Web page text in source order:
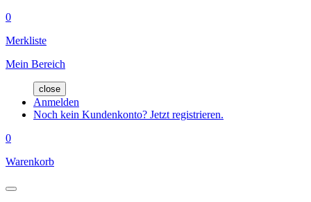
0
Merkliste
Mein Bereich
close
Anmelden
Noch kein Kundenkonto? Jetzt registrieren.
0
Warenkorb